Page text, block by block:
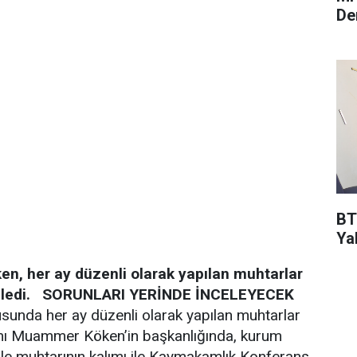
her ay düzenli olarak yapılan muhtarlar
SORUNLARI YERİNDE İNCELEYECEK
her ay düzenli olarak yapılan muhtarlar
Muammer Köken’in başkanlığında, kurum